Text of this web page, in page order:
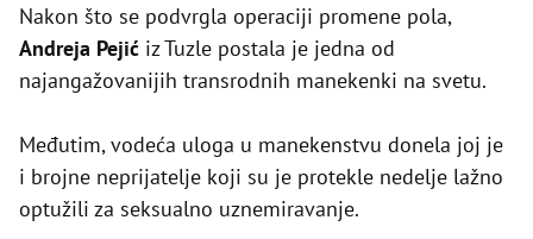
Nakon što se podvrgla operaciji promene pola,
Andreja Pejić iz Tuzle postala je jedna od
najangažovanijih transrodnih manekenki na svetu.
Međutim, vodeća uloga u manekenstvu donela joj je
i brojne neprijatelje koji su je protekle nedelje lažno
optužili za seksualno uznemiravanje.